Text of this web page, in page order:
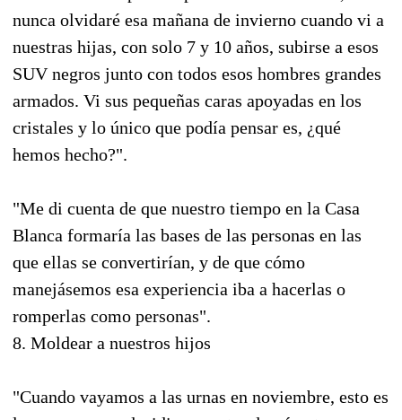
nunca olvidaré esa mañana de invierno cuando vi a
nuestras hijas, con solo 7 y 10 años, subirse a esos
SUV negros junto con todos esos hombres grandes
armados. Vi sus pequeñas caras apoyadas en los
cristales y lo único que podía pensar es, ¿qué
hemos hecho?".
"Me di cuenta de que nuestro tiempo en la Casa
Blanca formaría las bases de las personas en las
que ellas se convertirían, y de que cómo
manejásemos esa experiencia iba a hacerlas o
romperlas como personas".
8. Moldear a nuestros hijos
"Cuando vayamos a las urnas en noviembre, esto es